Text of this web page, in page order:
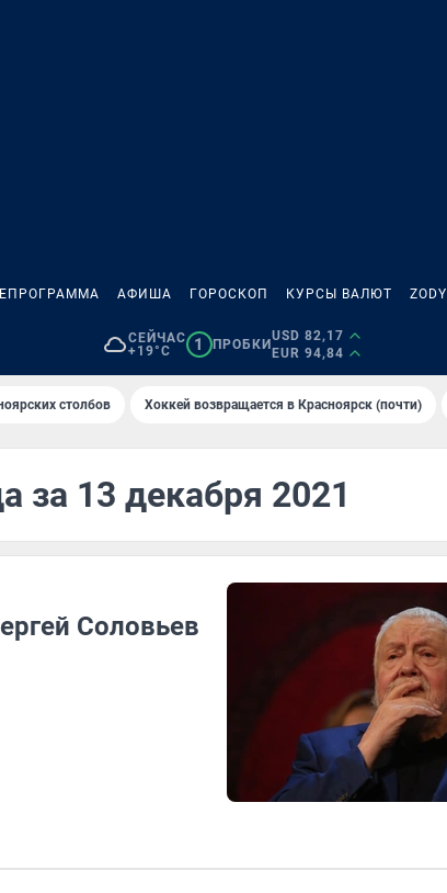
АФИША ГОРОСКОП КУРСЫ ВАЛЮТ ZODY
СЕЙЧАС
+19°C
1 ПРОБКИ
USD 82,17
EUR 94,84
столбов Хоккей возвращается в Красноярск (почти)
за 13 декабря 2021
Соловьев